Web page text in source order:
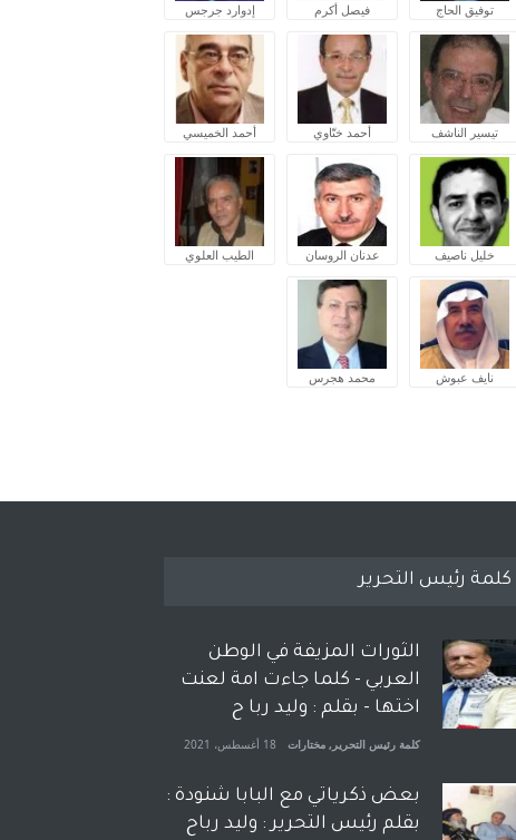
توفيق الحاج فيصل أكرم إدوارد جرجس
تيسير الناشف أحمد ختّاوي أحمد الخميسي
خليل ناصيف عدنان الروسان الطيب العلوي
نايف عبوش محمد هجرس
كلمة رئيس التحرير
الثورات المزيفة في الوطن
العربي - كلما جاءت امة لعنت
اختها - بقلم : وليد ربا ح
كلمة رئيس التحرير , مختارات 18 أغسطس، 2021
بعض ذكرياتي مع البابا شنودة :
بقلم رئيس التحرير : وليد رباح